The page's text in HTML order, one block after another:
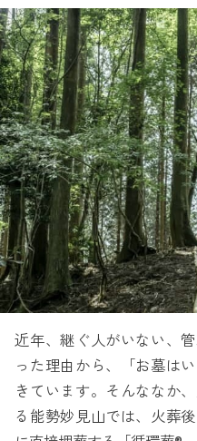
近年、継ぐ人がいない、
った理由から、「お墓は
きています。そんななか
る能勢妙見山では、火葬